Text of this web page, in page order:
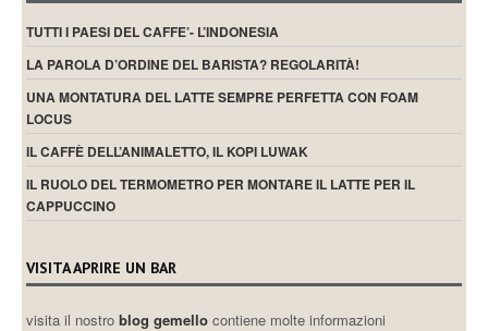
TUTTI I PAESI DEL CAFFE’- L’INDONESIA
LA PAROLA D’ORDINE DEL BARISTA? REGOLARITÀ!
UNA MONTATURA DEL LATTE SEMPRE PERFETTA CON FOAM
LOCUS
IL CAFFÈ DELL’ANIMALETTO, IL KOPI LUWAK
IL RUOLO DEL TERMOMETRO PER MONTARE IL LATTE PER IL
CAPPUCCINO
VISITA APRIRE UN BAR
visita il nostroblog gemellocontiene molte informazioni